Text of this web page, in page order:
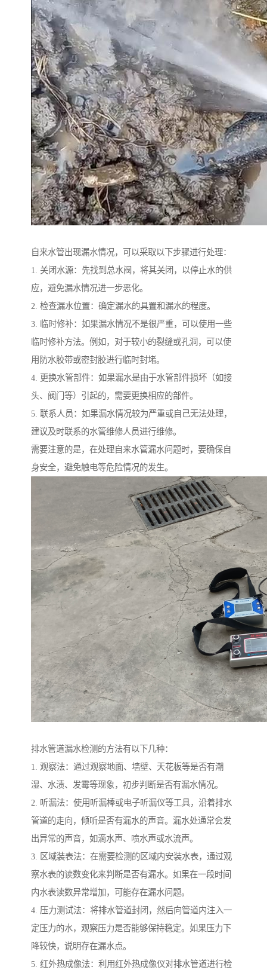
自来水管出现漏水情况，可以采取以下步骤进行处理：
1. 关闭水源：先找到总水阀，将其关闭，以停止水的供
应，避免漏水情况进一步恶化。
2. 检查漏水位置：确定漏水的具置和漏水的程度。
3. 临时修补：如果漏水情况不是很严重，可以使用一些
临时修补方法。例如，对于较小的裂缝或孔洞，可以使
用防水胶带或密封胶进行临时封堵。
4. 更换水管部件：如果漏水是由于水管部件损坏（如接
头、阀门等）引起的，需要更换相应的部件。
5. 联系人员：如果漏水情况较为严重或自己无法处理，
建议及时联系的水管维修人员进行维修。
需要注意的是，在处理自来水管漏水问题时，要确保自
身安全，避免触电等危险情况的发生。
排水管道漏水检测的方法有以下几种：
1. 观察法：通过观察地面、墙壁、天花板等是否有潮
湿、水渍、发霉等现象，初步判断是否有漏水情况。
2. 听漏法：使用听漏棒或电子听漏仪等工具，沿着排水
管道的走向，倾听是否有漏水的声音。漏水处通常会发
出异常的声音，如滴水声、喷水声或水流声。
3. 区域装表法：在需要检测的区域内安装水表，通过观
察水表的读数变化来判断是否有漏水。如果在一段时间
内水表读数异常增加，可能存在漏水问题。
4. 压力测试法：将排水管道封闭，然后向管道内注入一
定压力的水，观察压力是否能够保持稳定。如果压力下
降较快，说明存在漏水点。
5. 红外热成像法：利用红外热成像仪对排水管道进行检